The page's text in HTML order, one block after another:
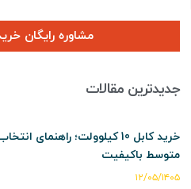
مشاوره رایگان
جدیدترین مقالات
خرید کابل 10 کیلوولت؛ راهنمای
متوسط باکیفیت
۱۲/۰۵/۱۴۰۵